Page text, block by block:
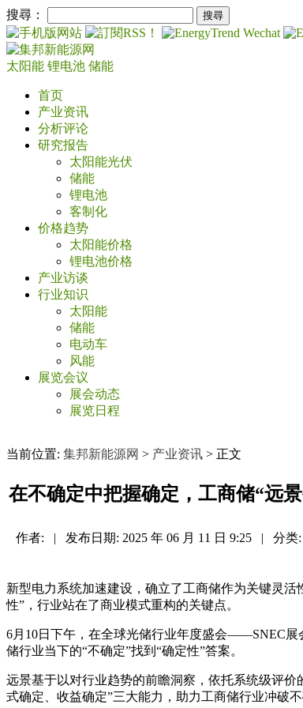
搜尋：
太阳能 锂电池 储能
首页
产业资讯
分析评论
研究报告
太阳能光伏
储能
锂电池
客制化
价格趋势
太阳能价格
锂电池价格
产业访谈
行业知识
太阳能
储能
电动车
风能
展览会议
展会动态
展览日程
当前位置: 集邦新能源网 > 产业资讯 > 正文
在不确定中把握确定，工商储“远景
作者: | 发布日期: 2025 年 06 月 11 日 9:25 | 分类:
新型电力系统加速建设，确立了工商储作为关键灵
性”，行业站在了商业模式重构的关键点。
6月10日下午，在全球光储行业年度盛会——SNEC展
储行业当下的“不确定”找到“确定性”答案。
远景基于以对行业趋势的前瞻洞察，依托系统级评
式确定、收益确定”三大能力，助力工商储行业冲破不